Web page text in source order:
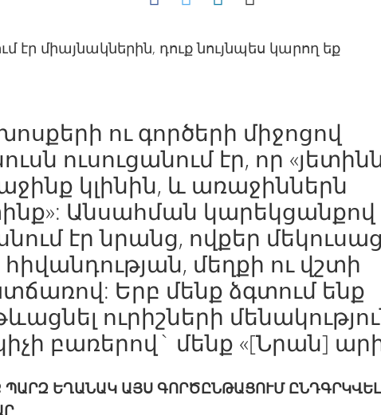
ու գործերի միջոցով
ուսուցանում էր, որ
կլինին, և առաջիններն
Անսահման
էր նրանց, ովքեր
հիվանդության, մեղքի ու վշտի
Երբ մենք ձգտում ենք
ուրիշների
բառերով` մենք «[Նրան]
ՊԱՐԶ ԵՂԱՆԱԿ ԱՅՍ ԳՈՐԾԸՆԹԱՑՈՒՄ